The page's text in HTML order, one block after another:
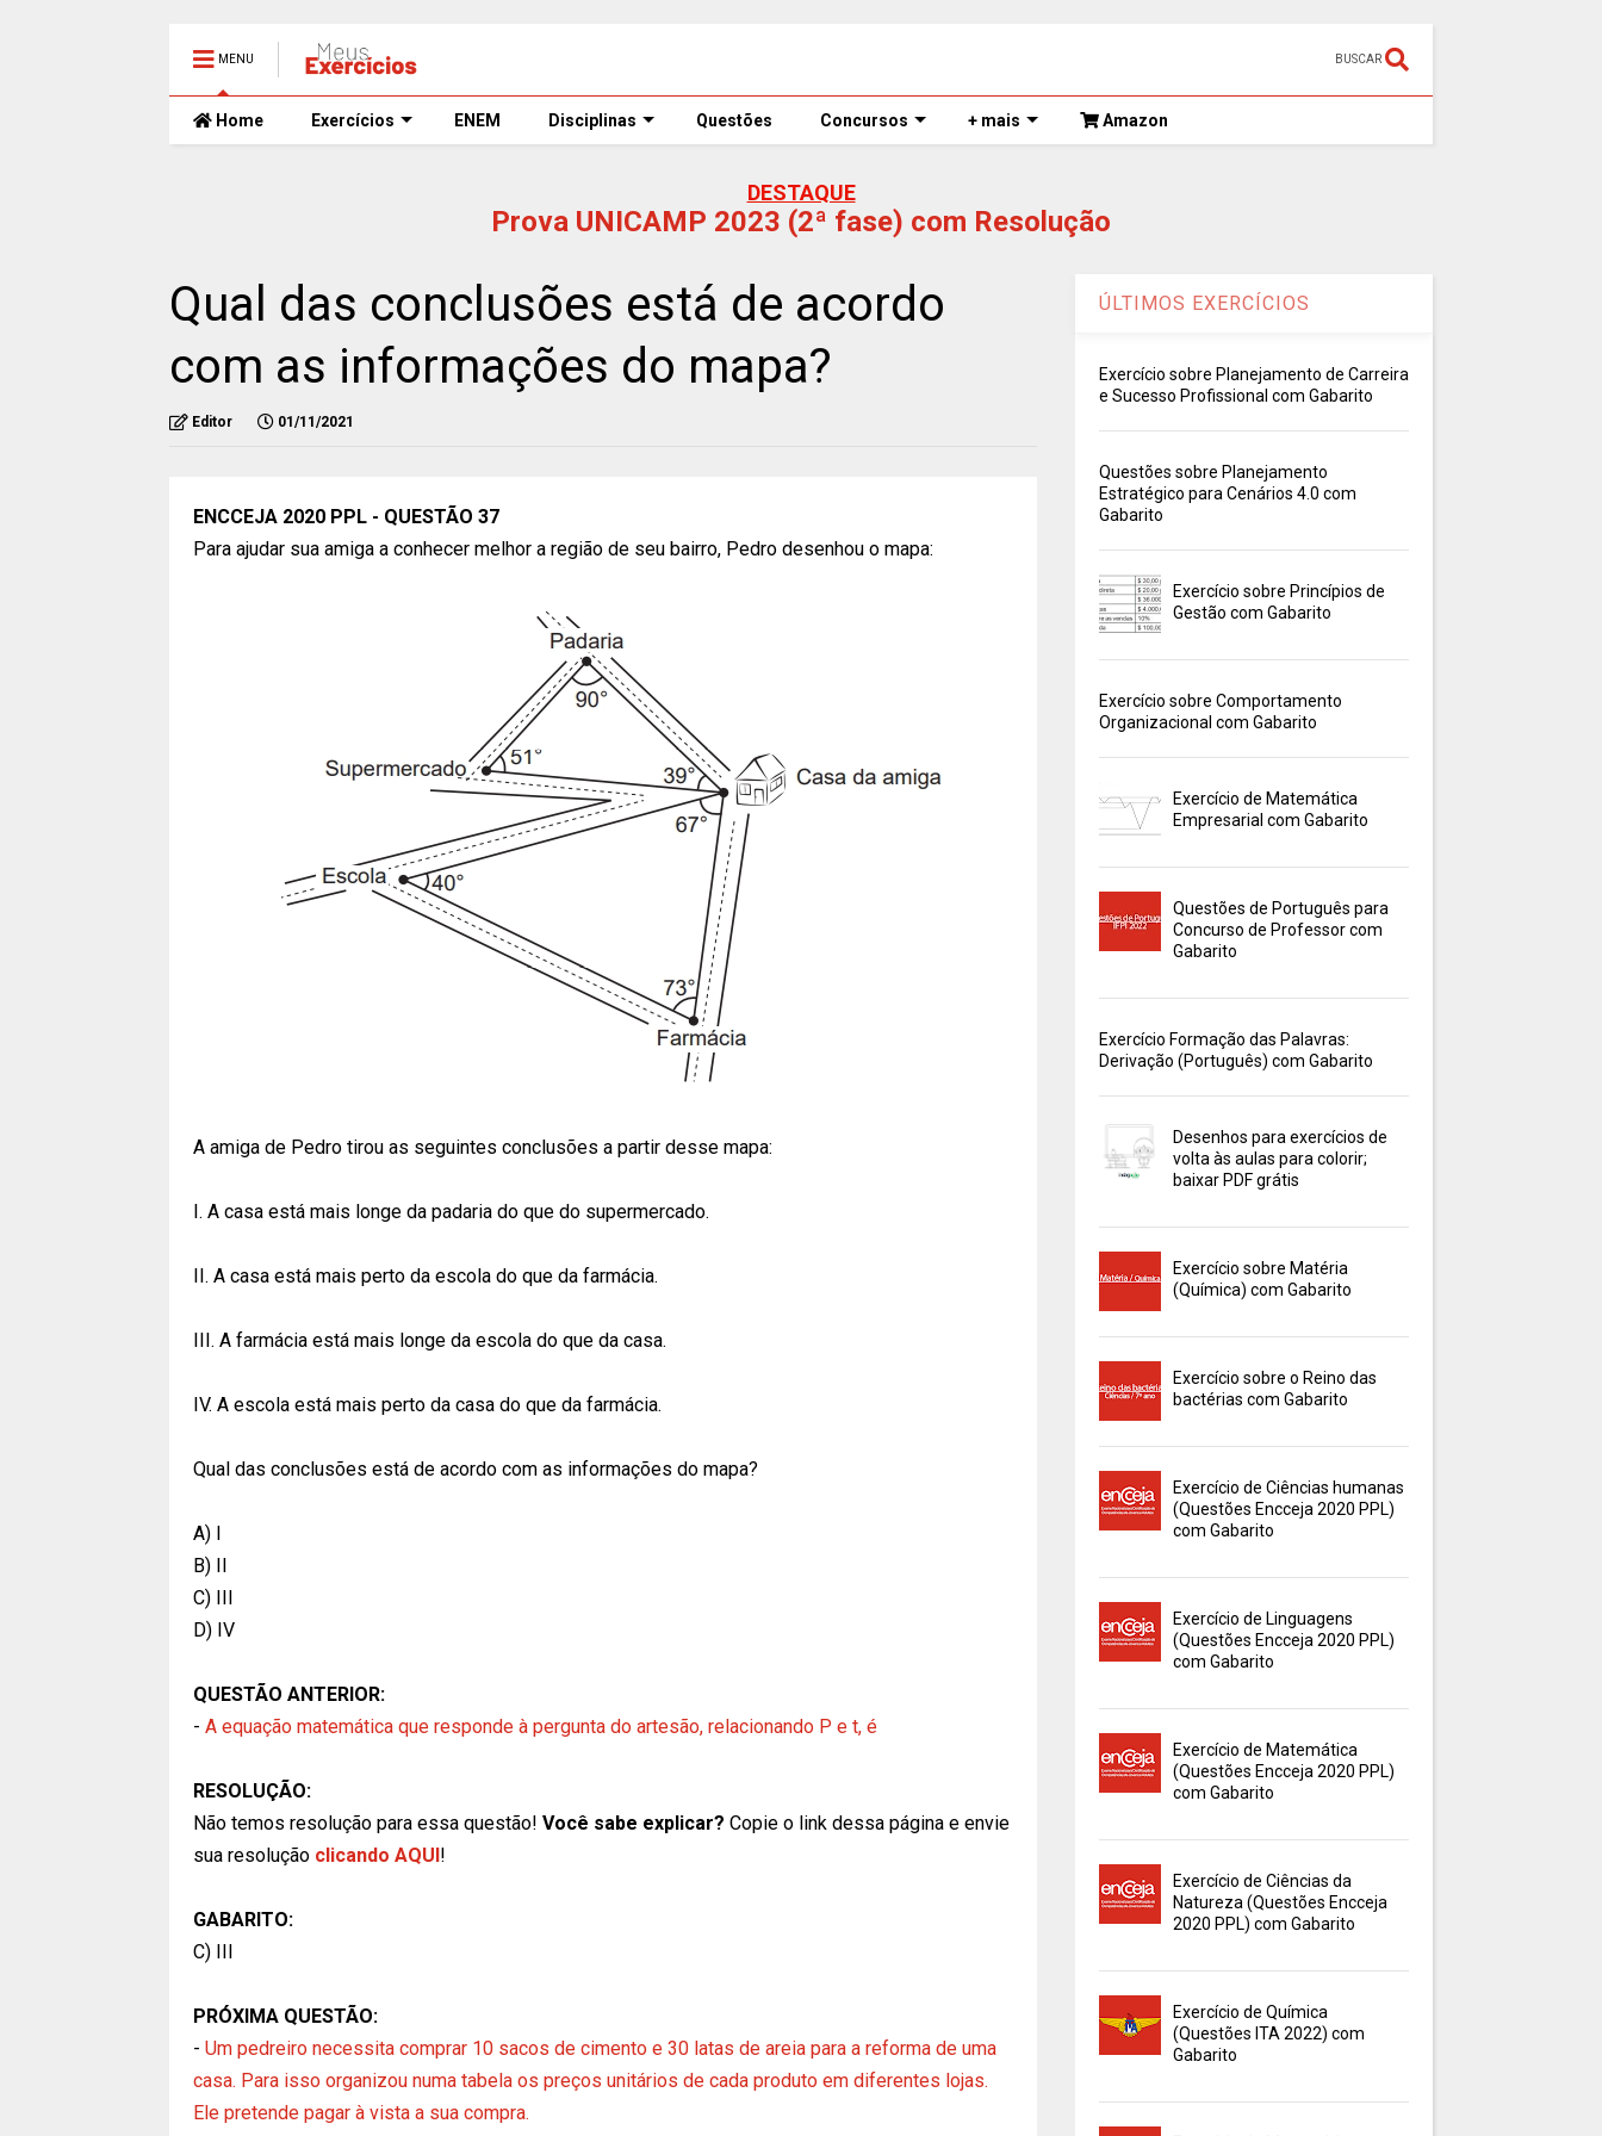
MENU BUSCAR
Home Exercícios ENEM Disciplinas Questões Concursos + mais Amazon
DESTAQUE
Prova UNICAMP 2023 (2ª fase) com Resolução
Qual das conclusões está de acordo
com as informações do mapa?
Editor 01/11/2021
ENCCEJA 2020 PPL - QUESTÃO 37
Para ajudar sua amiga a conhecer melhor a região de seu bairro, Pedro desenhou o mapa:
A amiga de Pedro tirou as seguintes conclusões a partir desse mapa:
I. A casa está mais longe da padaria do que do supermercado.
II. A casa está mais perto da escola do que da farmácia.
III. A farmácia está mais longe da escola do que da casa.
IV. A escola está mais perto da casa do que da farmácia.
Qual das conclusões está de acordo com as informações do mapa?
A) I
B) II
C) III
D) IV
QUESTÃO ANTERIOR:
- A equação matemática que responde à pergunta do artesão, relacionando P e t, é
RESOLUÇÃO:
Não temos resolução para essa questão! Você sabe explicar? Copie o link dessa página e envie
sua resolução clicando AQUI!
GABARITO:
C) III
PRÓXIMA QUESTÃO:
- Um pedreiro necessita comprar 10 sacos de cimento e 30 latas de areia para a reforma de uma
casa. Para isso organizou numa tabela os preços unitários de cada produto em diferentes lojas.
Ele pretende pagar à vista a sua compra.
ÚLTIMOS EXERCÍCIOS
Exercício sobre Planejamento de Carreira
e Sucesso Profissional com Gabarito
Questões sobre Planejamento
Estratégico para Cenários 4.0 com
Gabarito
Exercício sobre Princípios de
Gestão com Gabarito
Exercício sobre Comportamento
Organizacional com Gabarito
Exercício de Matemática
Empresarial com Gabarito
Questões de Português para
Concurso de Professor com
Gabarito
Exercício Formação das Palavras:
Derivação (Português) com Gabarito
Desenhos para exercícios de
volta às aulas para colorir;
baixar PDF grátis
Exercício sobre Matéria
(Química) com Gabarito
Exercício sobre o Reino das
bactérias com Gabarito
Exercício de Ciências humanas
(Questões Encceja 2020 PPL)
com Gabarito
Exercício de Linguagens
(Questões Encceja 2020 PPL)
com Gabarito
Exercício de Matemática
(Questões Encceja 2020 PPL)
com Gabarito
Exercício de Ciências da
Natureza (Questões Encceja
2020 PPL) com Gabarito
Exercício de Química
(Questões ITA 2022) com
Gabarito